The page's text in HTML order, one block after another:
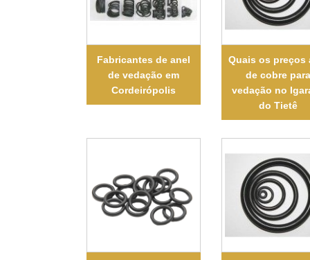
Fabricantes de anel
de vedação em
Cordeirópolis
Quais os preços
de cobre
vedação no
do Tietê